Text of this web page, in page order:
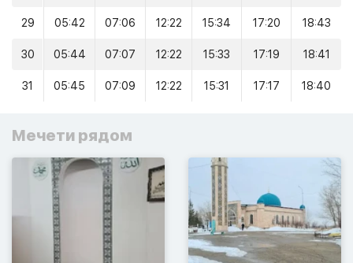
29 05:42 07:06 12:22 15:34 17:20 18:43
30 05:44 07:07 12:22 15:33 17:19 18:41
31 05:45 07:09 12:22 15:31 17:17 18:40
Мечети рядом